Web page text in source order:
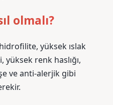
olmalı?
yüksek ıslak
renk haslığı,
ve anti-alerjik gibi